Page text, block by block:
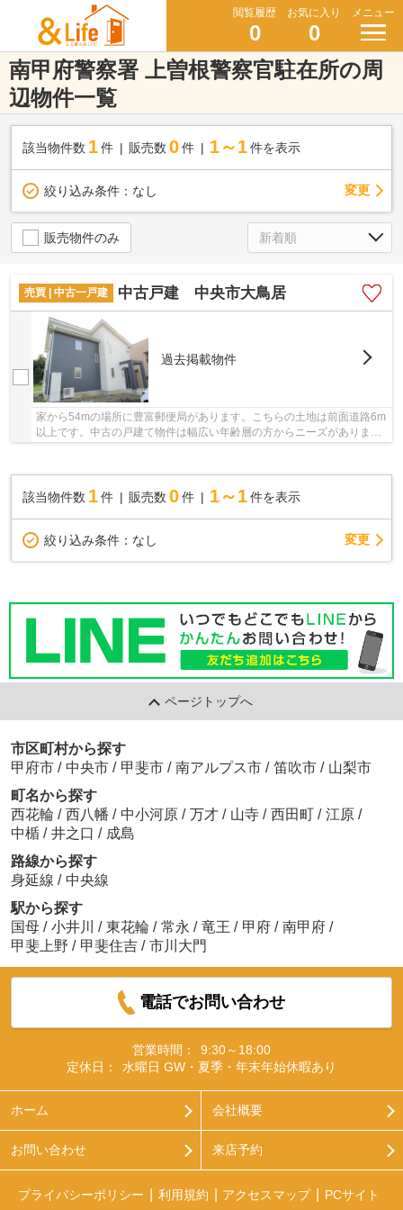
閲覧履歴
0
お気に入り
0
メニュー
南甲府警察署 上曽根警察官駐在所の周
辺物件一覧
該当物件数 1件 販売数 0 件 1～1 件を表示
絞り込み条件： なし 変更
販売物件のみ
売買 | 中古一戸建 中古戸建 中央市大鳥居
過去掲載物件
家から54mの場所に豊富郵便局があります。こちらの土地は前面道路6m
以上です。中古の戸建て物件は幅広い年齢層の方からニーズがありま
該当物件数 1件 販売数 0 件 1～1 件を表示
絞り込み条件： なし 変更
ページトップへ
市区町村から探す
甲府市 / 中央市 / 甲斐市 / 南アルプス市 / 笛吹市 / 山梨市
町名から探す
西花輪 / 西八幡 / 中小河原 / 万才 / 山寺 / 西田町 / 江原 /
中楯 / 井之口 / 成島
路線から探す
身延線 / 中央線
駅から探す
国母 / 小井川 / 東花輪 / 常永 / 竜王 / 甲府 / 南甲府 /
甲斐上野 / 甲斐住吉 / 市川大門
電話でお問い合わせ
営業時間：
9:30～18:00
定休日：
水曜日 GW・夏季・年末年始休暇あり
ホーム 会社概要
お問い合わせ 来店予約
プライバシーポリシー 利用規約 アクセスマップ
PCサイト